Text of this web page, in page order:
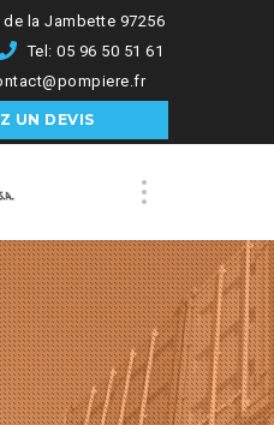
la Jambette 97256
Tel: 05 96 50 51 61
UN DEVIS